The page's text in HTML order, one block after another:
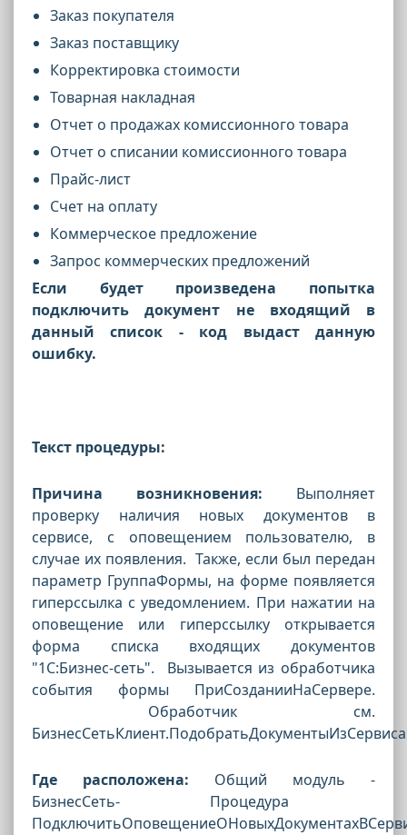
Заказ покупателя
Заказ поставщику
Корректировка стоимости
Товарная накладная
Отчет о продажах комиссионного товара
Отчет о списании комиссионного товара
Прайс-лист
Счет на оплату
Коммерческое предложение
Запрос коммерческих предложений
Если будет произведена попытка
подключить документ не входящий в
данный список - код выдаст данную
ошибку.
Текст процедуры:
Причина возникновения: Выполняет
проверку наличия новых документов в
сервисе, с оповещением пользователю, в
случае их появления. Также, если был передан
параметр ГруппаФормы, на форме появляется
гиперссылка с уведомлением. При нажатии на
оповещение или гиперссылку открывается
форма списка входящих документов
"1С:Бизнес-сеть". Вызывается из обработчика
события формы ПриСозданииНаСервере.
Обработчик см.
Где расположена:
Общий модуль -
БизнесСеть- Процедура